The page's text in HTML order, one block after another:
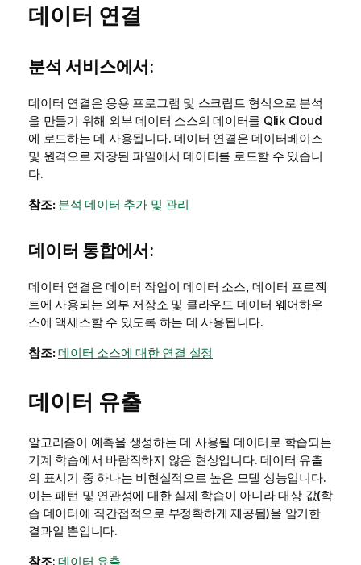
데이터 연결
분석 서비스에서:
데이터 연결은 응용 프로그램 및 스크립트 형식으로 분석
을 만들기 위해 외부 데이터 소스의 데이터를 Qlik Cloud
에 로드하는 데 사용됩니다. 데이터 연결은 데이터베이스
및 원격으로 저장된 파일에서 데이터를 로드할 수 있습니
다.
참조: 분석 데이터 추가 및 관리
데이터 통합에서:
데이터 연결은 데이터 작업이 데이터 소스, 데이터 프로젝
트에 사용되는 외부 저장소 및 클라우드 데이터 웨어하우
스에 액세스할 수 있도록 하는 데 사용됩니다.
참조:데이터 소스에 대한 연결 설정
데이터 유출
알고리즘이 예측을 생성하는 데 사용될 데이터로 학습되는
기계 학습에서 바람직하지 않은 현상입니다. 데이터 유출
의 표시기 중 하나는 비현실적으로 높은 모델 성능입니다.
이는 패턴 및 연관성에 대한 실제 학습이 아니라 대상 값(학
습 데이터에 직간접적으로 부정확하게 제공됨)을 암기한
결과일 뿐입니다.
참조: 데이터 유출